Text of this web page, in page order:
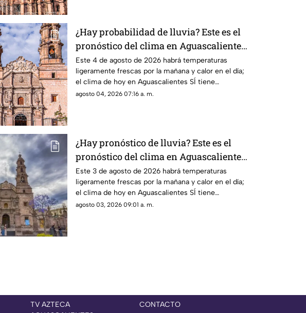
¿Hay probabilidad de lluvia? Este es el
pronóstico del clima en Aguascalientes
hoy 4 de agosto
Este 4 de agosto de 2026 habrá temperaturas
ligeramente frescas por la mañana y calor en el día;
el clima de hoy en Aguascalientes SÍ tiene
pronóstico de lluvia
agosto 04, 2026 07:16 a. m.
¿Hay pronóstico de lluvia? Este es el
pronóstico del clima en Aguascalientes
hoy 3 de agosto
Este 3 de agosto de 2026 habrá temperaturas
ligeramente frescas por la mañana y calor en el día;
el clima de hoy en Aguascalientes SÍ tiene
pronóstico de lluvia
agosto 03, 2026 09:01 a. m.
TV AZTECA
CONTACTO